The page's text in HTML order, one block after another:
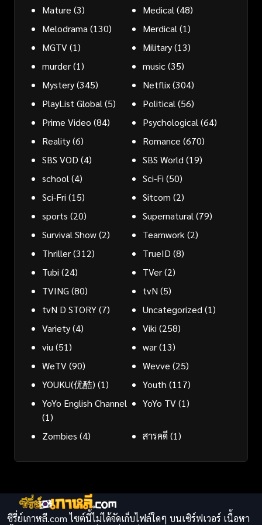
Mature (3) Medical (48)
Melodrama (130) Merdical (1)
MGTV(1) Military(13)
murder(1) music(35)
Mystery(345) Netflix(304)
PlayList Global (5) Political (56)
Prime Video (84) Psychological (64)
Reality(6) Romance (670)
SBS VOD (4) SBS World (19)
school (4) Sci-Fi (50)
Sci-Fri (15) Sitcom (2)
sports (20) Supernatural (79)
Survival Show(2) Teamwork (2)
Thriller(312) TrueID (8)
Tubi (24) TVer(2)
TVING (80) tvN (5)
tvN D STORY(7) Uncategorized (1)
Variety(4) Viki (258)
viu (51) war(13)
WeTV(90) Wevve (25)
YOUKU(优酷) (1) Youth (117)
YoYo English Channel
(1)
YoYo TV(1)
Zombies (4) สารคดี(1)
ซีรี่ย์เกาหลี.com ไซต์นี้ไม่ได้จัดเก็บไฟล์ใดๆ บนเซิร์ฟเวอร์ เนื้อหา